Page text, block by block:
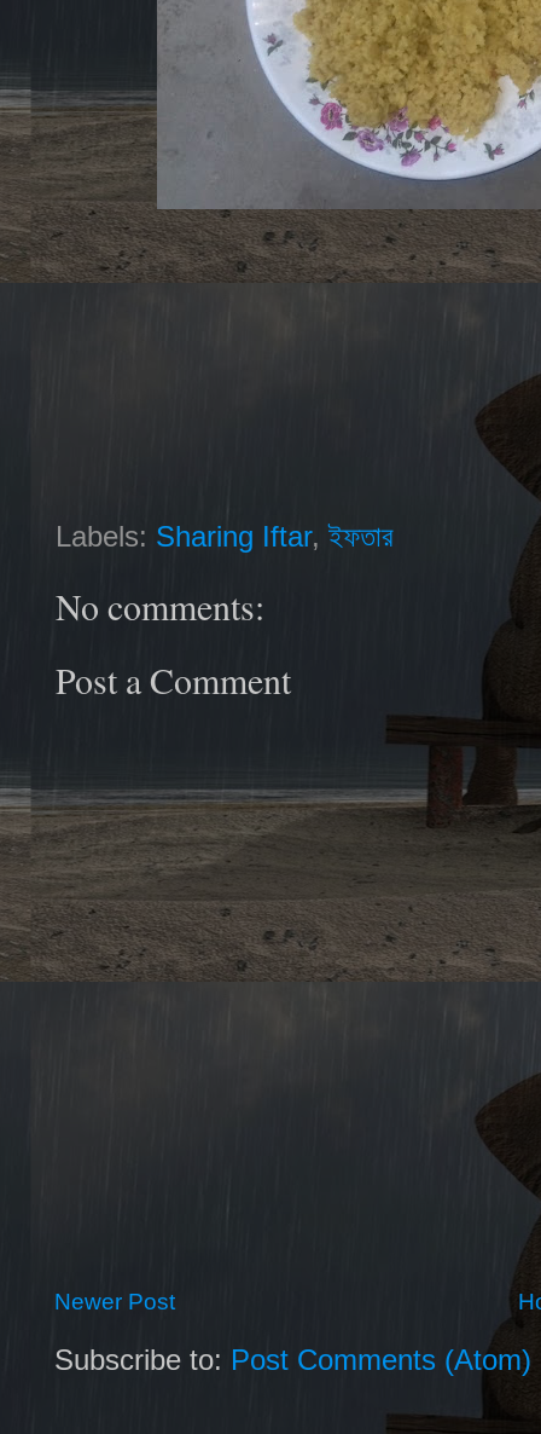
Labels: Sharing Iftar,ইফতার
No comments:
Post a Comment
Newer Post
Subscribe to: Post Comments (Atom)